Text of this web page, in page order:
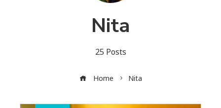
Nita
25 Posts
Home Nita